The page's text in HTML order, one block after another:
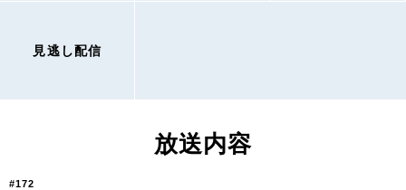
見逃し配信
放送内容
#172